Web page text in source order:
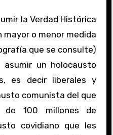
la Verdad Histórica
o menor medida
que se consulte)
un holocausto
es decir liberales y
comunista del que
100 millones de
covidiano que les